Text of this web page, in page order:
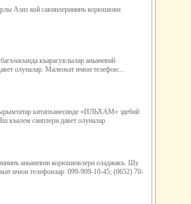
Азиз кой сакинлерининъ корюшюви
къарасувлылар аньаневий
олуналар. Малюмат ичюн телефон:...
китапханесинде «ИЛЬХАМ» эдебий
саиплери давет олуналар.
аньаневии корюшювлери оладжакъ. Шу
ичюн телефонлар: 099-909-10-45; (0652) 70-